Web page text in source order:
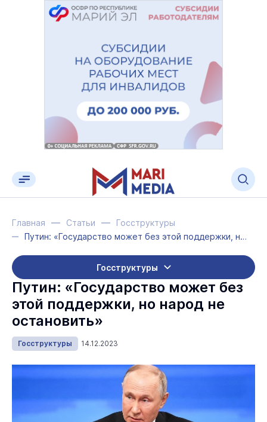
Главная Статьи
Госструктуры
Путин: «Государство может без этой поддержки, но народ не остановить»
Госструктуры
Путин: «Государство может без
этой поддержки, но народ не
остановить»
Госструктуры 14.12.2023